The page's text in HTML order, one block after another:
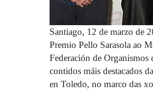
Santiago, 12 de marzo de
Premio Pello Sarasola ao
Federación de
contidos máis destacados
en Toledo, no marco das